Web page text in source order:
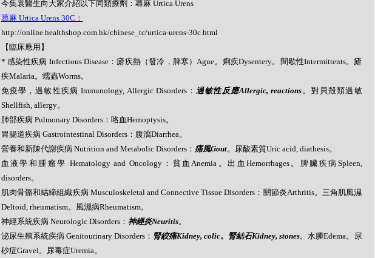
今集袁醫生向大家介紹以下同類療劑：蕁麻 Urtica Urens
蕁麻 Urtica Urens 30C：
http://online.healthshop.com.hk/chinese_tc/urtica-urens-30c.html
【臨床應用】
* 感染性疾病 Infectious Disease：瘧疾熱（發冷，脾寒）Ague。痢疾Dysentery。間歇性Intermittents。瘧
疾Malaria。蠕蟲Worms。
免疫學，過敏性疾病 Immunology, Allergic Disorders：過敏性反應Allergic, reactions。對貝殼類過敏
Shellfish, allergy。
肺部疾病 Pulmonary Disorders：咯血Hemoptysis。
胃腸道疾病 Gastrointestinal Disorders：腹瀉Diarrhea。
營養和新陳代謝疾病 Nutrition and Metabolic Disorders： 痛風Gout。尿酸素質Uric acid, diathesis。
血液學和腫瘤學 Hematology and Oncology：貧血Anemia。出血Hemorrhages。脾臟疾病Spleen,
disorders。
肌肉骨骼和結締組織疾病 Musculoskeletal and Connective Tissue Disorders：關節炎Arthritis。三角肌風濕
Deltoid, rheumatism。風濕病Rheumatism。
神經系統疾病 Neurologic Disorders： 神經炎Neuritis。
泌尿生殖系統疾病 Genitourinary Disorders： 腎絞痛Kidney, colic。腎結石Kidney, stones。水腫Edema。尿
砂症Gravel。尿毒症Uremia。